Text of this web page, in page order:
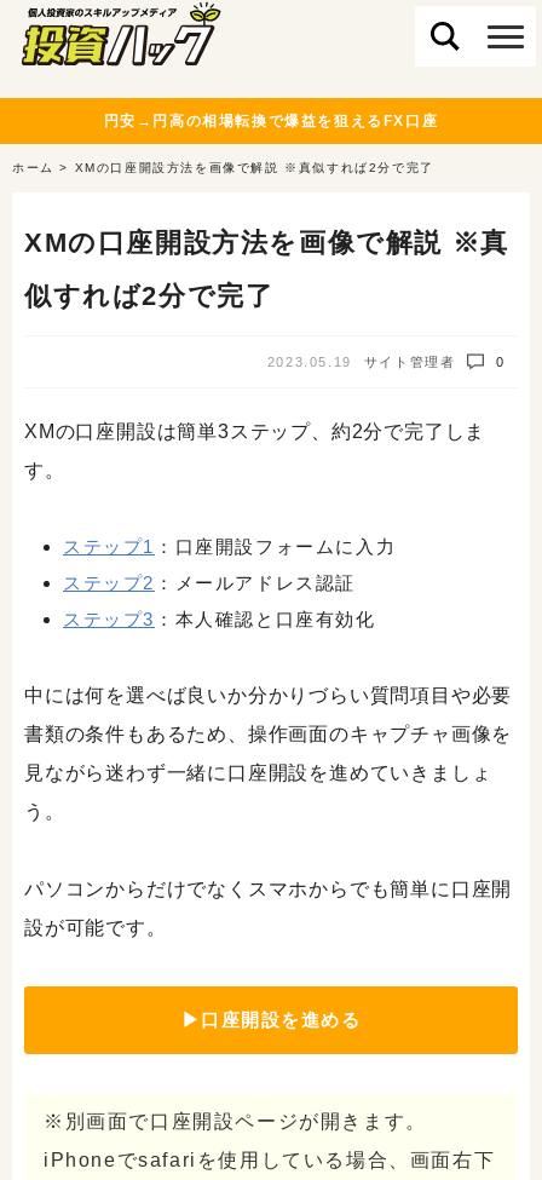
円安→円高の相場転換で爆益を狙えるFX口座
ホーム > XMの口座開設方法を画像で解説 ※真似すれば2分で完了
XMの口座開設方法を画像で解説 ※真
似すれば2分で完了
2023.05.19 サイト管理者 0
XMの口座開設は簡単3ステップ、約2分で完了しま
す。
ステップ1 ：口座開設フォームに入力
ステップ2 ：メールアドレス認証
ステップ3 ：本人確認と口座有効化
中には何を選べば良いか分かりづらい質問項目や必要
書類の条件もあるため、操作画面のキャプチャ画像を
見ながら迷わず一緒に口座開設を進めていきましょ
う。
パソコンからだけでなくスマホからでも簡単に口座開
設が可能です。
▶口座開設を進める
※別画面で口座開設ページが開きます。
iPhoneでsafariを使用している場合、画面右下